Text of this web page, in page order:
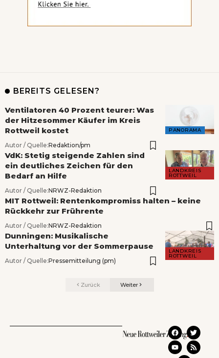
BEREITS GELESEN?
PANORAMA
Ventilatoren 40 Prozent teurer: Was
der Hitzesommer Käufer im Kreis
Rottweil kostet
Autor / Quelle:Redaktion/pm
LANDKREIS
ROTTWEIL
VdK: Stetig steigende Zahlen sind
ein deutliches Zeichen für den
Bedarf an Hilfe
Autor / Quelle:NRWZ-Redaktion
MIT Rottweil: Rentenkompromiss halten – keine
Rückkehr zur Frührente
Autor / Quelle:NRWZ-Redaktion
LANDKREIS
ROTTWEIL
Dunningen: Musikalische
Unterhaltung vor der Sommerpause
Autor / Quelle:Pressemitteilung (pm)
Zurück Weiter